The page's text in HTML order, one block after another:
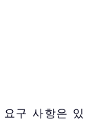
구 사항은 있